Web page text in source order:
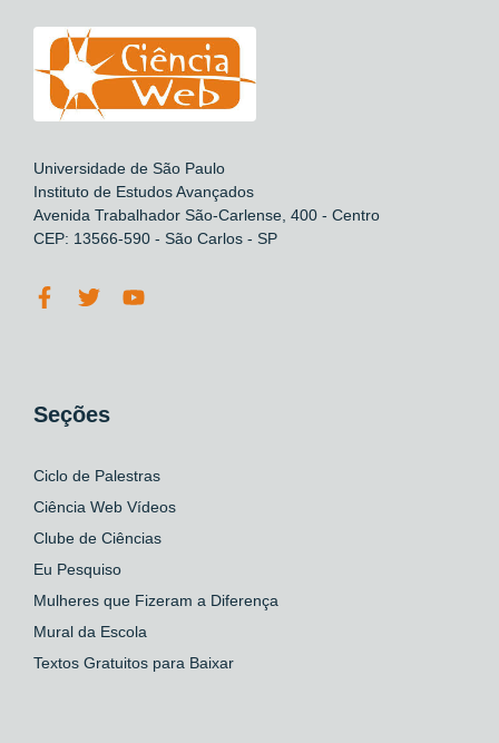
Universidade de São Paulo
Instituto de Estudos Avançados
Avenida Trabalhador São-Carlense, 400 - Centro
CEP: 13566-590 - São Carlos - SP
Seções
Ciclo de Palestras
Ciência Web Vídeos
Clube de Ciências
Eu Pesquiso
Mulheres que Fizeram a Diferença
Mural da Escola
Textos Gratuitos para Baixar